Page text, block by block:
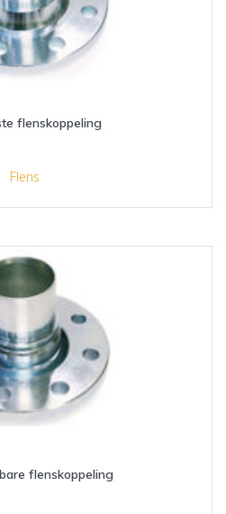
flenskoppeling
Flens
flenskoppeling